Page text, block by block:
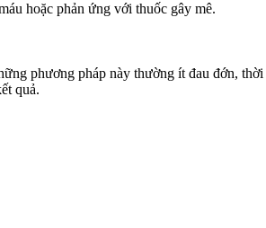
hoặc phản ứng với thuốc gây mê.
phương pháp này thường ít đau đớn,
quả.